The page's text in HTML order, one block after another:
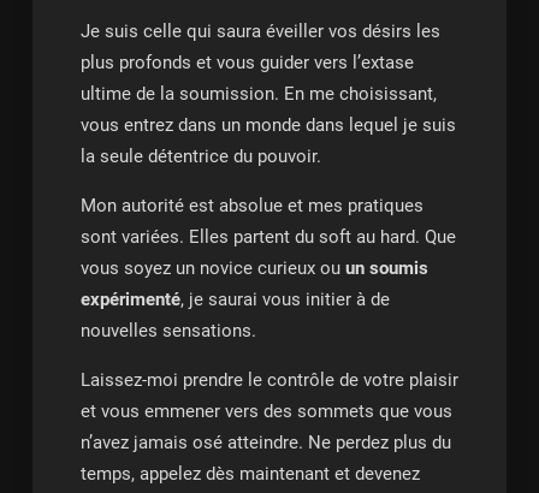
Je suis celle qui saura éveiller vos désirs les
plus profonds et vous guider vers l’extase
ultime de la soumission. En me choisissant,
vous entrez dans un monde dans lequel je suis
la seule détentrice du pouvoir.
Mon autorité est absolue et mes pratiques
sont variées. Elles partent du soft au hard. Que
vous soyez un novice curieux ou un soumis
expérimenté, je saurai vous initier à de
nouvelles sensations.
Laissez-moi prendre le contrôle de votre plaisir
et vous emmener vers des sommets que vous
n’avez jamais osé atteindre. Ne perdez plus du
temps, appelez dès maintenant et devenez